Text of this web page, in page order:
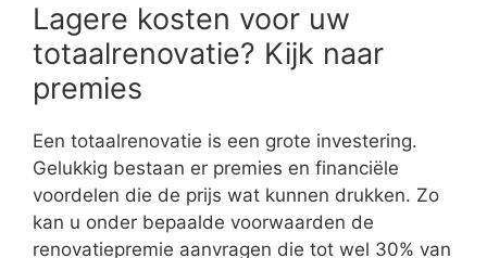
Lagere kosten voor uw
totaalrenovatie? Kijk naar
premies
Een totaalrenovatie is een grote investering.
Gelukkig bestaan er premies en financiële
voordelen die de prijs wat kunnen drukken. Zo
kan u onder bepaalde voorwaarden de
renovatiepremie aanvragen die tot wel 30% van